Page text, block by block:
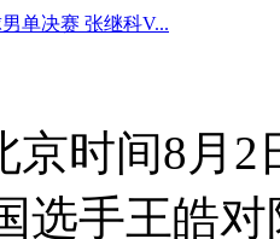
单决赛 张继科V...
京时间8月2
选手王皓